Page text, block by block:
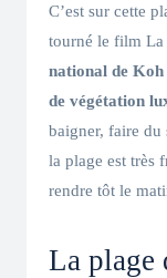
C’est sur cette
tourné le film La
national de Koh
de végétation
baigner, faire du
la plage est très
rendre tôt le
La plage